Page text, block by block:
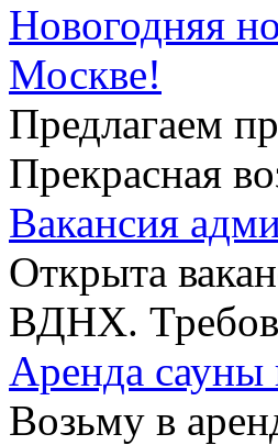
Новогодняя
Москве!
Предлагаем
Прекрасная
Вакансия
Открыта
ВДНХ.
Аренда
Возьму в